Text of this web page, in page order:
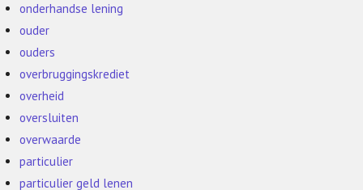
onderhandse lening
ouder
ouders
overbruggingskrediet
overheid
oversluiten
overwaarde
particulier
particulier geld lenen